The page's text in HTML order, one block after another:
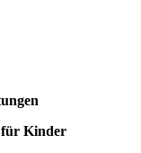
für Kinder